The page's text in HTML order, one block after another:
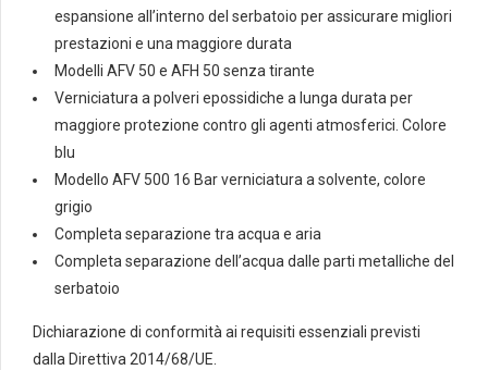
espansione all’interno del serbatoio per assicurare migliori
prestazioni e una maggiore durata
Modelli AFV 50 e AFH 50 senza tirante
Verniciatura a polveri epossidiche a lunga durata per
maggiore protezione contro gli agenti atmosferici. Colore
blu
Modello AFV 500 16 Bar verniciatura a solvente, colore
grigio
Completa separazione tra acqua e aria
Completa separazione dell’acqua dalle parti metalliche del
serbatoio
Dichiarazione di conformità ai requisiti essenziali previsti
dalla Direttiva 2014/68/UE.